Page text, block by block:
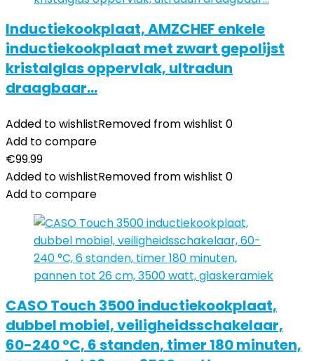
Inductiekookplaat, AMZCHEF enkele
inductiekookplaat met zwart gepolijst
kristalglas oppervlak, ultradun
draagbaar…
Added to wishlistRemoved from wishlist 0
Add to compare
€99.99
Added to wishlistRemoved from wishlist 0
Add to compare
CASO Touch 3500 inductiekookplaat,
dubbel mobiel, veiligheidsschakelaar,
60-240 °C, 6 standen, timer 180 minuten,